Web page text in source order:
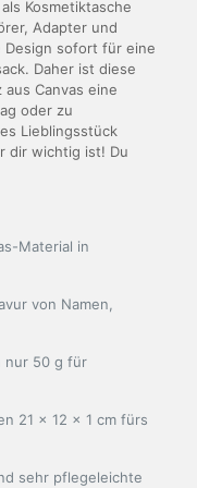
Kosmetiktasche
Adapter und
Design sofort für eine
Daher ist diese
Canvas eine
oder zu
Lieblingsstück
dir wichtig ist! Du
Material in
von Namen,
nur 50 g für
21 x 12 x 1 cm fürs
sehr pflegeleichte